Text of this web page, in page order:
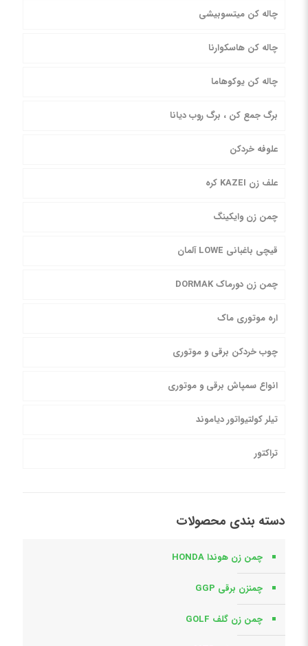
چاله کن میتسوبیشی
چاله کن هاسکوارنا
چاله کن یوکوهاما
برگ جمع کن ، برگ روب دیانا
علوفه خردکن
علف زن KAZEI کره
چمن زن وایکینگ
قیچی باغبانی LOWE آلمان
چمن زن دورماک DORMAK
اره موتوری ماک
چوب خردکن برقی و موتوری
انواع سمپاش برقی و موتوری
تیلر کولتیواتور دیاموند
تراکتور
دسته بندی محصولات
چمن زن هوندا HONDA
چمنزن برقی GGP
چمن زن گلف GOLF